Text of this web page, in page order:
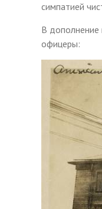
симпатией
В дополнение
офицеры: